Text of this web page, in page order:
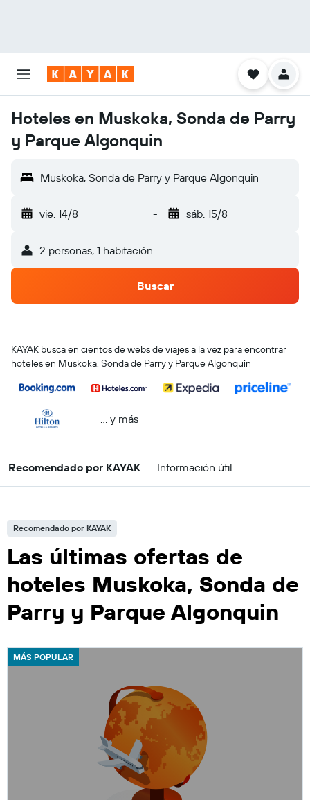
Hoteles en Muskoka, Sonda de Parry
y Parque Algonquin
Muskoka, Sonda de Parry y Parque Algonquin
vie. 14/8 - sáb. 15/8
2 personas, 1 habitación
Buscar
KAYAK busca en cientos de webs de viajes a la vez para encontrar
hoteles en Muskoka, Sonda de Parry y Parque Algonquin
… y más
Recomendado por KAYAK Información útil
Recomendado por KAYAK
Las últimas ofertas de
hoteles Muskoka, Sonda de
Parry y Parque Algonquin
MÁS POPULAR